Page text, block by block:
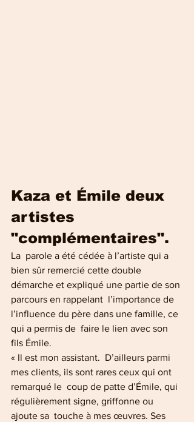
Kaza et Émile deux
artistes
"complémentaires".
La  parole a été cédée à l’artiste qui a
bien sûr remercié cette double
démarche et expliqué une partie de son
parcours en rappelant  l’importance de
l’influence du père dans une famille, ce
qui a permis de  faire le lien avec son
fils Émile.
« Il est mon assistant.  D’ailleurs parmi
mes clients, ils sont rares ceux qui ont
remarqué le  coup de patte d’Émile, qui
régulièrement signe, griffonne ou
ajoute sa  touche à mes œuvres. Ses